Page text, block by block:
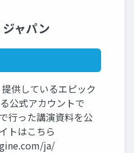
ャパン
供しているエピック
公式アカウントで
行った講演資料を公
トはこちら
ja/